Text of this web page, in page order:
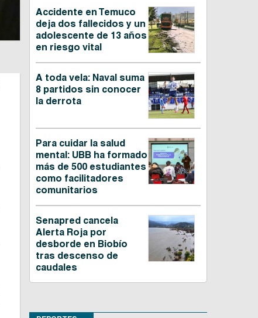
Accidente en Temuco
deja dos fallecidos y un
adolescente de 13 años
en riesgo vital
A toda vela: Naval suma
8 partidos sin conocer
la derrota
Para cuidar la salud
mental: UBB ha formado
más de 500 estudiantes
como facilitadores
comunitarios
Senapred cancela
Alerta Roja por
desborde en Biobío
tras descenso de
caudales